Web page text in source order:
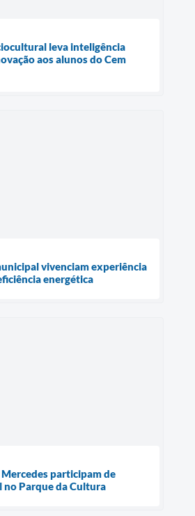
leva inteligência
aos alunos do Cem
vivenciam experiência
energética
participam de
Parque da Cultura